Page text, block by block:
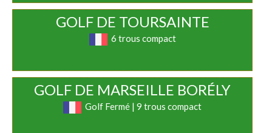
GOLF DE TOURSAINTE
6 trous compact
GOLF DE MARSEILLE BORÉLY
Golf Fermé | 9 trous compact